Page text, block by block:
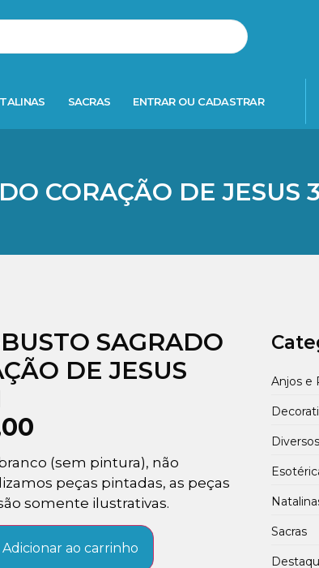
SACRAS ENTRAR OU CADASTRAR
CORAÇÃO DE JESUS
SAGRADO
DE JESUS
(sem pintura), não
peças pintadas, as peças
somente ilustrativas.
Adicionar ao carrinho
Anjos e
Diversos
Sacras